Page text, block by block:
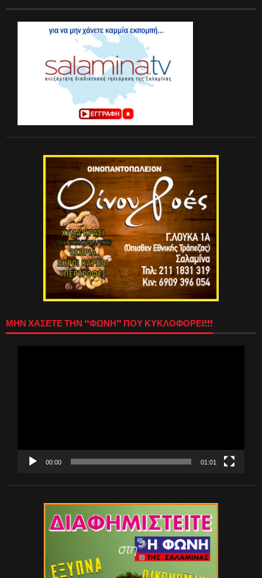
ΜΗΝ ΧΑΣΕΤΕ ΤΗΝ “ΦΩΝΗ” ΠΟΥ ΚΥΚΛΟΦΟΡΕΙ!!!
00:00 01:01